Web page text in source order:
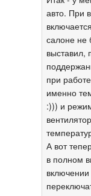
авто. При
салоне не
выставил,
при
именно
:))) и
А вот
в полном